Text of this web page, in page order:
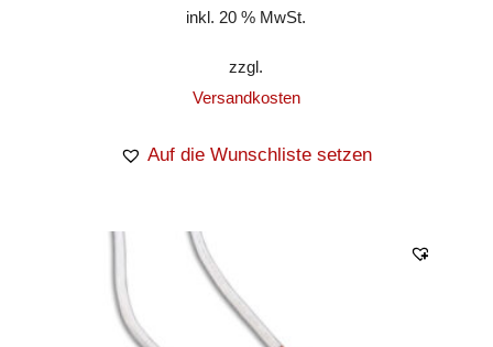
inkl. 20 % MwSt.
zzgl.
Versandkosten
Auf die Wunschliste setzen